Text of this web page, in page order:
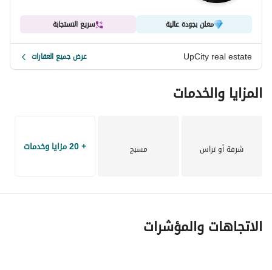
إجمالي السعر: 12,200,000 جنيه
معلن بجودة عالية سريع الاستجابة
UpCity real estate عرض جميع العقارات
المزايا والخدمات
شرفة أو تراس مسبح + 20 مزايا وخدمات
الاتجاهات والمؤشرات